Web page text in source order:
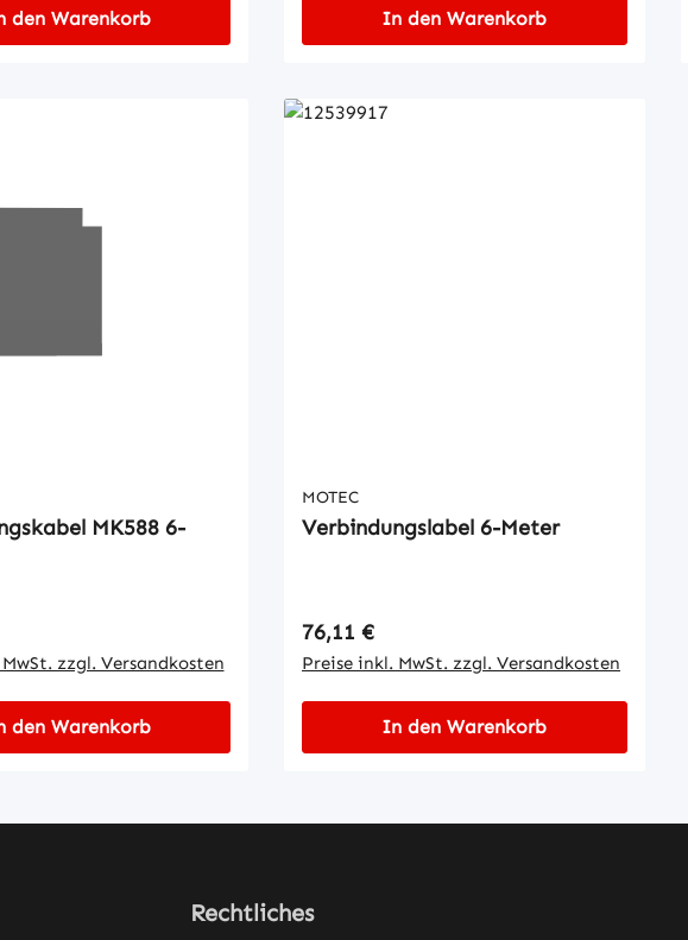
den Warenkorb In den Warenkorb
MK588 6-
zzgl. Versandkosten
den Warenkorb
MOTEC
Verbindungslabel 6-Meter
Regulärer Preis:
76,11 €
Preise inkl. MwSt. zzgl. Versandkosten
In den Warenkorb
Rechtliches